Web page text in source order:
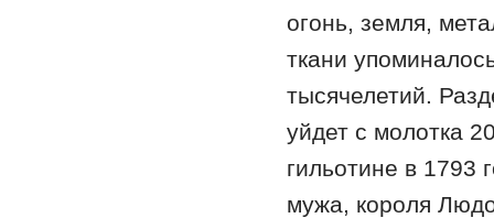
огонь, земля,
ткани
тысячелетий.
уйдет с молотка
гильотине в 1793
мужа, короля